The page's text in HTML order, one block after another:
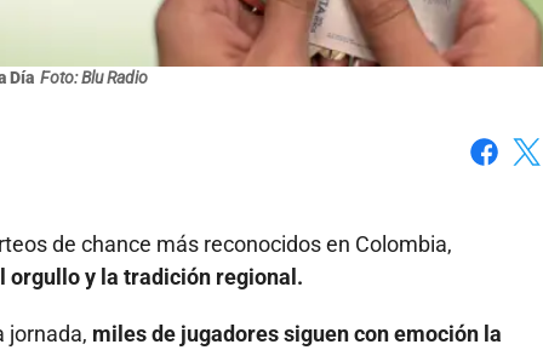
Día Foto: Blu Radio
de chance más reconocidos en Colombia,
orgullo y la tradición regional.
jornada, miles de jugadores siguen con emoción la